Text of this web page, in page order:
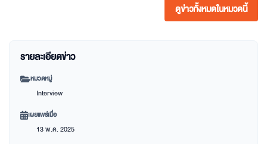
ดูข่าวทั้งหมดในหมวดนี้
รายละเอียดข่าว
หมวดหมู่
Interview
เผยแพร่เมื่อ
13 พ.ค. 2025